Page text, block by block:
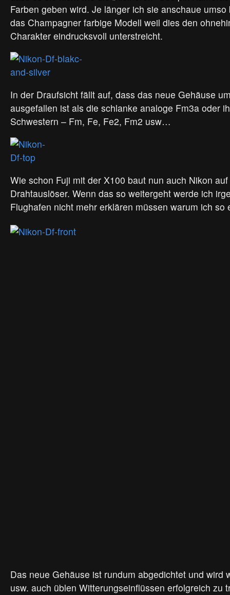
Farben geben wird. Je länger ich sie anschaue
das Champagner farbige Modell weil dies den
Charakter eindrucksvoll unterstreicht.
In der Draufsicht fällt auf, dass das neue Gehäuse
ausgefallen ist als die schlanke analoge Fm3a oder
Schwestern – Fm, Fe, Fe2, Fm2 usw…
Wie schon Fuji mit der X100 baut nun auch Nikon
Drahtauslöser. Wenn das so weitergeht werde ich
Flughafen nicht mehr erklären müssen warum ich so
Das neue Gehäuse ist rundum abgedichtet und wird
usw. auch üblen Witterungseinflüssen erfolgreich zu